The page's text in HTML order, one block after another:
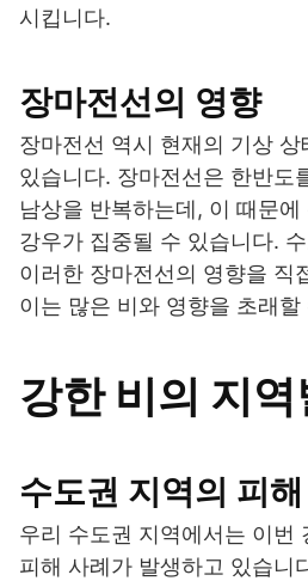
시킵니다.
장마전선의 영향
장마전선 역시 현재의 기상
있습니다. 장마전선은 한반도
남상을 반복하는데, 이 때문
강우가 집중될 수 있습니다.
이러한 장마전선의 영향을 직
이는 많은 비와 영향을 초래할
강한 비의 지
수도권 지역의 피
우리 수도권 지역에서는 이번
피해 사례가 발생하고 있습니